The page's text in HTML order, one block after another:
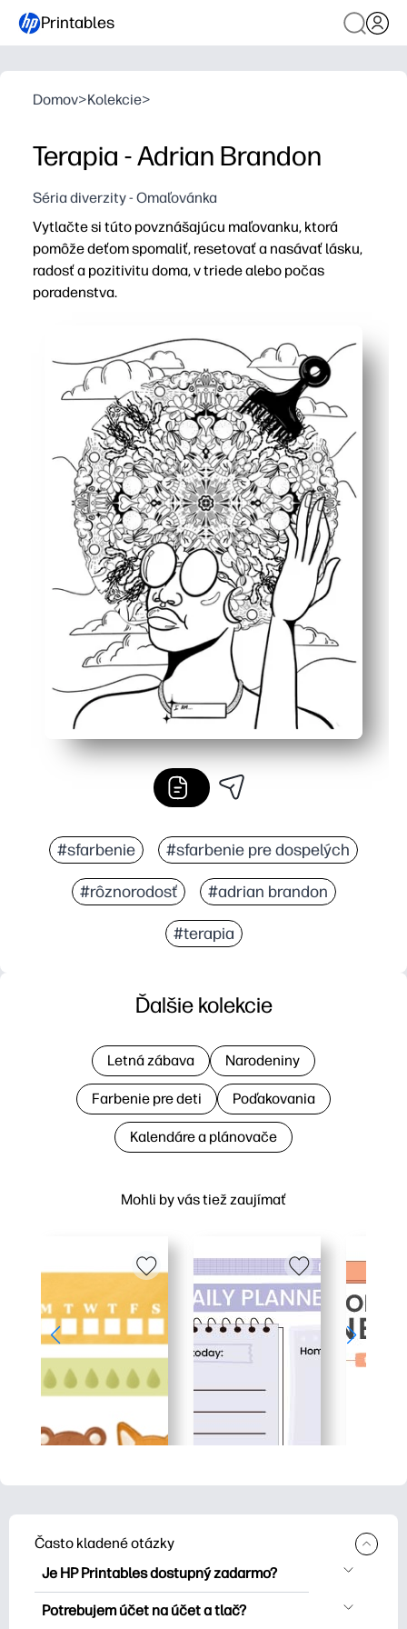
Printables
Domov>Kolekcie>
Terapia - Adrian Brandon
Séria diverzity - Omaľovánka
Vytlačte si túto povznášajúcu maľovanku, ktorá
pomôže deťom spomaliť, resetovať a nasávať lásku,
radosť a pozitivitu doma, v triede alebo počas
poradenstva.
Pripravené za pár minút - stačí vytlačiť a rozdať
Upokojuje zaneprázdnené mysle - vedomé sfarbenie
Buduje zručnosti - posilňuje jemnú motorickú
Podporuje pozitívny rozhovor - podnecuje rozhovory
#sfarbenie #sfarbenie pre dospelých
#rôznorodosť #adrian brandon
#terapia
Mohli by vás tiež zaujímať
Ďalšie kolekcie
Letná zábava Narodeniny
Farbenie pre deti Poďakovania
Kalendáre a plánovače
Často kladené otázky
Je HP Printables dostupný zadarmo?
HP Printables ponúka viac ako 2500
bezplatných tlačových tlačiarní na tlač.
Potrebujem účet na účet a tlač?